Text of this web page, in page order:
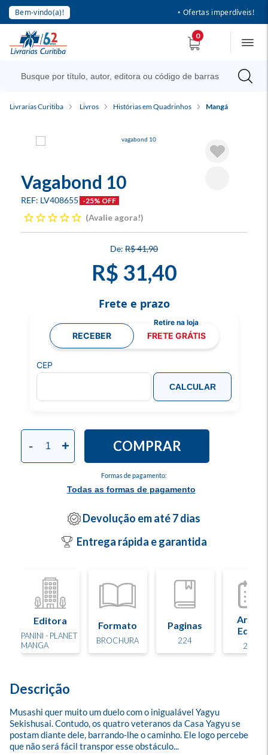
Bem-vindo(a)! • Ofertas imperdíveis!
0
Livrarias Curitiba Livros Histórias em Quadrinhos Mangá
Vagabond 10
LV408655 -25% OFF
Avalie agora!
R$ 41,90
R$ 31,40
Formas de pagamento:
Todas as formas de pagamento
- + COMPRAR
Frete e prazo
RECEBER FRETE GRÁTIS
CEP
CALCULAR
Devolução em até 7 dias
Entrega rápida e garantida
Editora
PANINI - PLANET
MANGA
Formato
BROCHURA
Paginas
224
Ano de
Edição
2016
Descrição
Musashi quer muito um duelo com o inigualável Yagyu
Sekishusai. Contudo, os quatro veteranos da Casa Yagyu se
postam diante dele, barrando-lhe o caminho. Ele logo percebe
que não será fácil transpor esse obstáculo...